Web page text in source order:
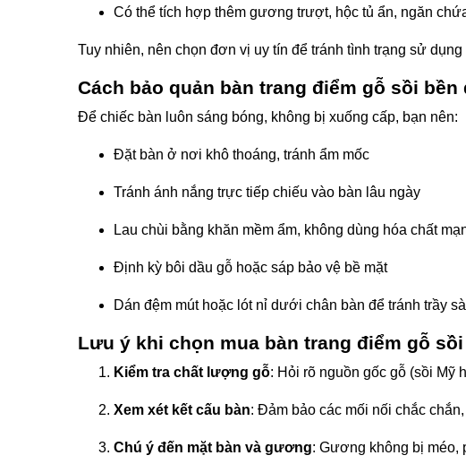
Có thể tích hợp thêm gương trượt, hộc tủ ẩn, ngăn
Tuy nhiên, nên chọn đơn vị uy tín để tránh tình trạng sử
Cách bảo quản bàn trang điểm gỗ sồi
Để chiếc bàn luôn sáng bóng, không bị xuống cấp, bạn nên:
Đặt bàn ở nơi khô thoáng, tránh ẩm mốc
Tránh ánh nắng trực tiếp chiếu vào bàn lâu ngày
Lau chùi bằng khăn mềm ẩm, không dùng hóa chất
Định kỳ bôi dầu gỗ hoặc sáp bảo vệ bề mặt
Dán đệm mút hoặc lót nỉ dưới chân bàn để tránh trầy
Lưu ý khi chọn mua bàn trang điểm gỗ sồi
Kiểm tra chất lượng gỗ: Hỏi rõ nguồn gốc gỗ (sồi Mỹ
Xem xét kết cấu bàn: Đảm bảo các mối nối chắc
Chú ý đến mặt bàn và gương: Gương không bị méo,